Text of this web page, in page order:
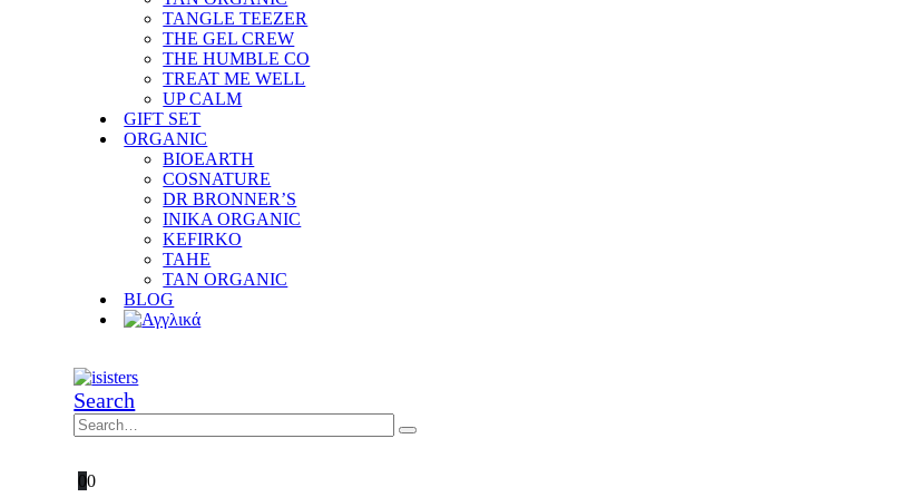
TANGLE TEEZER
THE GEL CREW
THE HUMBLE CO
TREAT ME WELL
UP CALM
GIFT SET
ORGANIC
BIOEARTH
COSNATURE
DR BRONNER’S
INIKA ORGANIC
KEFIRKO
TAHE
TAN ORGANIC
BLOG
Search
00